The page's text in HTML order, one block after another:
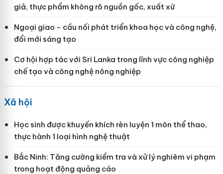
giả, thực phẩm không rõ nguồn gốc, xuất xứ
Ngoại giao - cầu nối phát triển khoa học và công nghệ,
đổi mới sáng tạo
Cơ hội hợp tác với Sri Lanka trong lĩnh vực công nghiệp
chế tạo và công nghệ nông nghiệp
Xã hội
Học sinh được khuyến khích rèn luyện 1 môn thể thao,
thực hành 1 loại hình nghệ thuật
Bắc Ninh: Tăng cường kiểm tra và xử lý nghiêm vi phạm
trong hoạt động quảng cáo